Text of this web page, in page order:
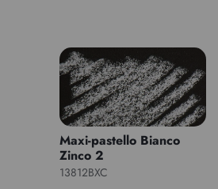
Maxi-pastello Bianco
Zinco 2
13812BXC